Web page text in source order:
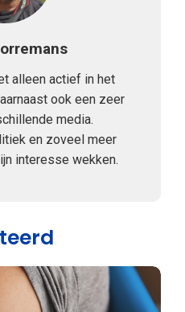
alleen actief in het
ook een zeer
media.
en zoveel meer
interesse wekken.